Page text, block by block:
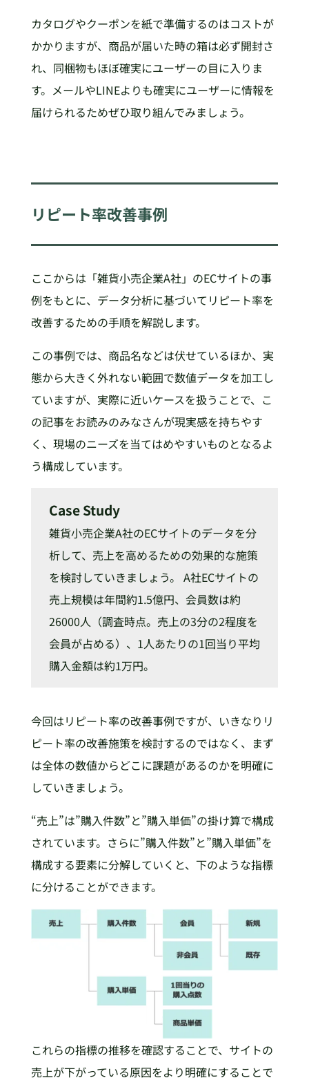
カタログやクーポンを紙で準備するのはコストが
かかりますが、商品が届いた時の箱は必ず開封さ
れ、同梱物もほぼ確実にユーザーの目に入りま
す。メールやLINEよりも確実にユーザーに情報を
届けられるためぜひ取り組んでみましょう。
リピート率改善事例
ここからは「雑貨小売企業A社」のECサイトの事
例をもとに、データ分析に基づいてリピート率を
改善するための手順を解説します。
この事例では、商品名などは伏せているほか、実
態から大きく外れない範囲で数値データを加工し
ていますが、実際に近いケースを扱うことで、こ
の記事をお読みのみなさんが現実感を持ちやす
く、現場のニーズを当てはめやすいものとなるよ
う構成しています。
Case Study
雑貨小売企業A社のECサイトのデータを分
析して、売上を高めるための効果的な施策
を検討していきましょう。 A社ECサイトの
売上規模は年間約1.5億円、会員数は約
26000人（調査時点。売上の3分の2程度を
会員が占める）、1人あたりの1回当り平均
購入金額は約1万円。
今回はリピート率の改善事例ですが、いきなりリ
ピート率の改善施策を検討するのではなく、まず
は全体の数値からどこに課題があるのかを明確に
していきましょう。
“売上”は”購入件数”と”購入単価”の掛け算で構成
されています。さらに”購入件数”と”購入単価”を
構成する要素に分解していくと、下のような指標
に分けることができます。
これらの指標の推移を確認することで、サイトの
売上が下がっている原因をより明確にすることで